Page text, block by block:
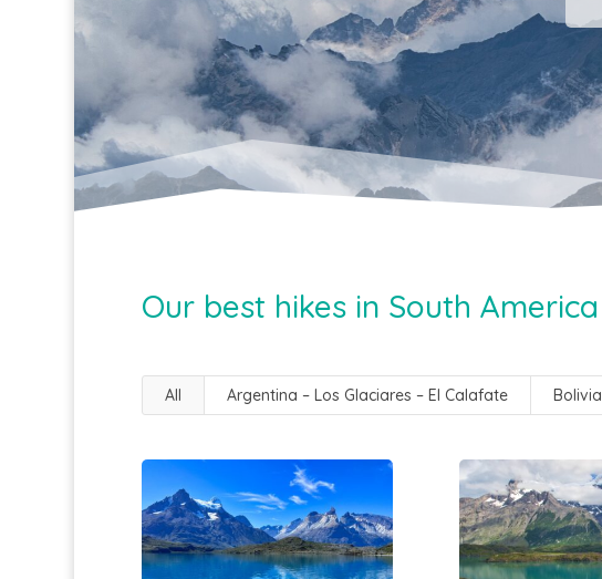
Our best hikes in South America
All Argentina – Los Glaciares – El Calafate Bolivia